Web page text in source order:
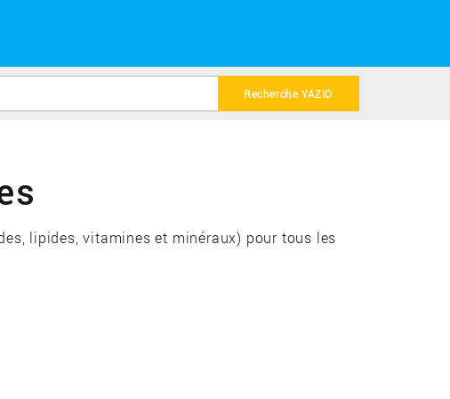
Recherche YAZIO
lipides, vitamines et minéraux) pour tous les